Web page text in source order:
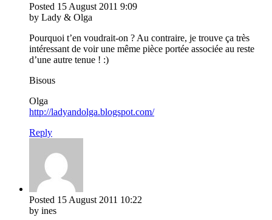
Posted 15 August 2011 9:09
by Lady & Olga
Pourquoi t’en voudrait-on ? Au contraire, je trouve ça très
intéressant de voir une même pièce portée associée au reste
d’une autre tenue ! :)
Bisous
Olga
http://ladyandolga.blogspot.com/
Reply
Posted 15 August 2011 10:22
by ines